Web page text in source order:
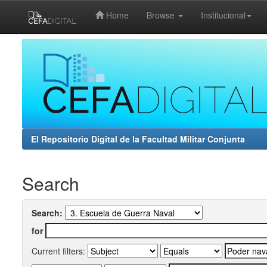
Home Browse Institucional
El Repositorio Digital de la Facultad Militar Conjunta
Search
Search:
for
Current filters: